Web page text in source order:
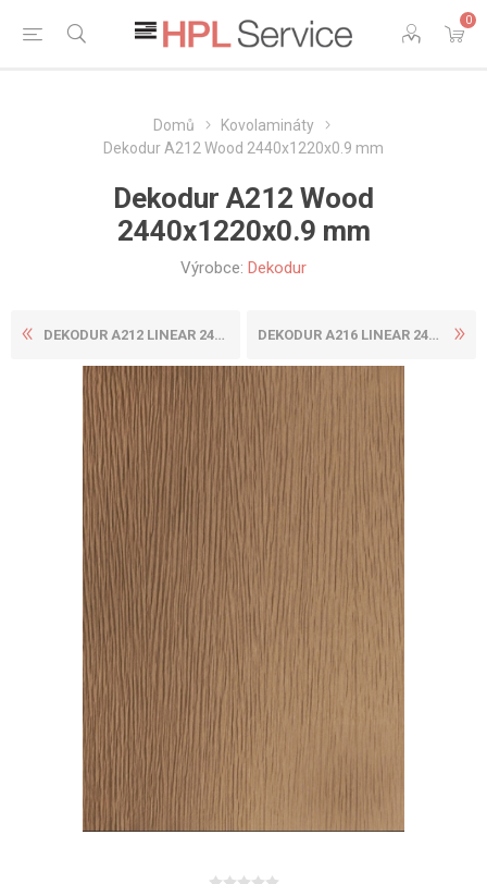
0
Domů
Kovolamináty
Dekodur A212 Wood 2440x1220x0.9 mm
Dekodur A212 Wood
2440x1220x0.9 mm
Výrobce: Dekodur
DEKODUR A212 LINEAR 2440X12... DEKODUR A216 LINEAR 2440X12...